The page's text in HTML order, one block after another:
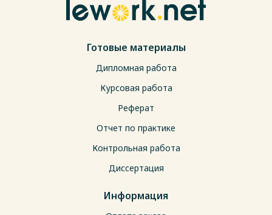
Готовые материалы
Дипломная работа
Курсовая работа
Реферат
Отчет по практике
Контрольная работа
Диссертация
Информация